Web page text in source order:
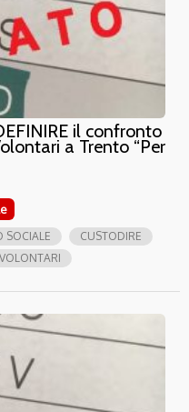
il confronto
a Trento “Per
SOCIALE
CUSTODIRE
VOLONTARI